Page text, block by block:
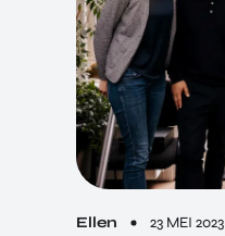
Ellen 23 MEI 2023